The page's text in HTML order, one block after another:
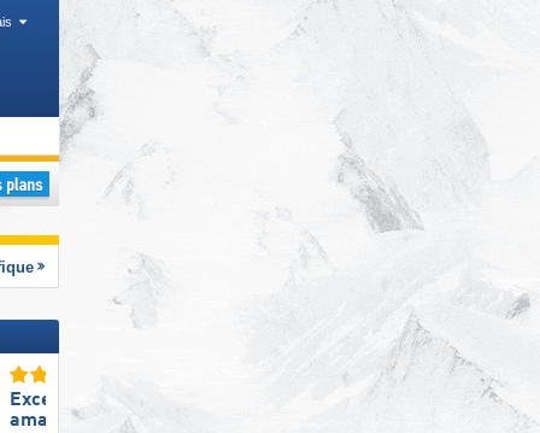
US, Chaînes de montagnes
Excellente
amabilité du personnel
Excellente